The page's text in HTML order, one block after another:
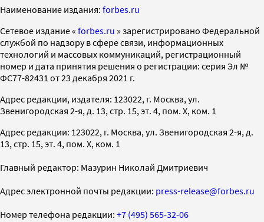
Наименование издания: forbes.ru
Cетевое издание « forbes.ru » зарегистрировано Федеральной
службой по надзору в сфере связи, информационных
технологий и массовых коммуникаций, регистрационный
номер и дата принятия решения о регистрации: серия Эл №
ФС77-82431 от 23 декабря 2021 г.
Адрес редакции, издателя: 123022, г. Москва, ул.
Звенигородская 2-я, д. 13, стр. 15, эт. 4, пом. X, ком. 1
Адрес редакции: 123022, г. Москва, ул. Звенигородская 2-я, д.
13, стр. 15, эт. 4, пом. X, ком. 1
Главный редактор: Мазурин Николай Дмитриевич
Адрес электронной почты редакции: press-release@forbes.ru
Номер телефона редакции: +7 (495) 565-32-06